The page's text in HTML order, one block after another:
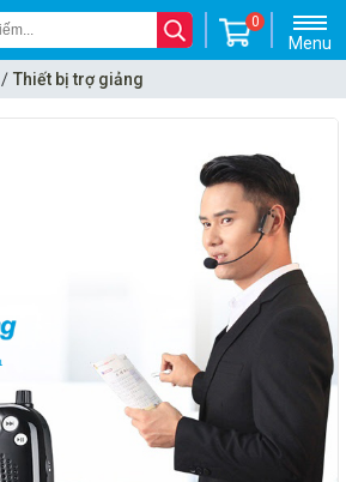
Menu
0
Thiết bị trợ giảng